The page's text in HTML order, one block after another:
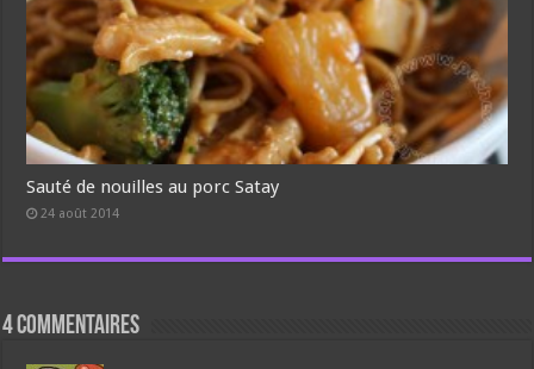
Sauté de nouilles au porc Satay
24 août 2014
4 commentaires